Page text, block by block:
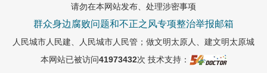
请勿在本网站发布、处理涉密事项
群众身边腐败问题和不正之风专项整治举报邮箱
人民城市人民建、人民城市人民管；做文明太原人、建文明太原城
本网站已被访问41973432次 技术支持：